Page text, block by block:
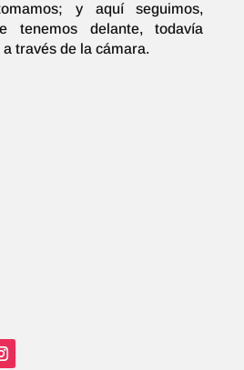
y aquí seguimos,
tenemos delante, todavía
través de la cámara.